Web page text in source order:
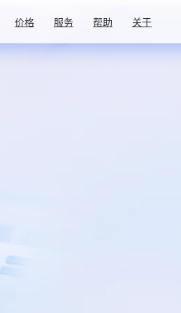
价格 服务 帮助 关于